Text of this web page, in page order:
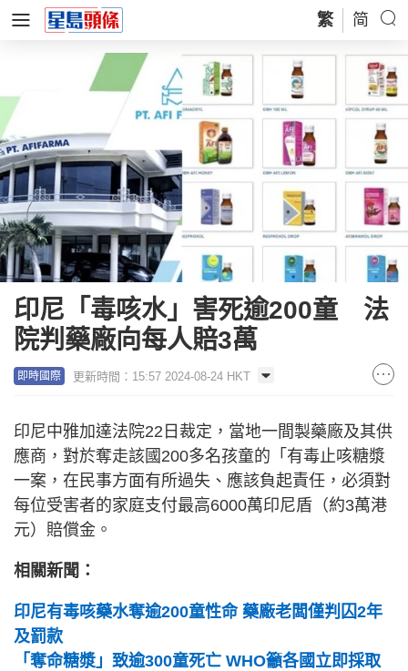
繁 简
印尼「毒咳水」害死逾200童 法
院判藥廠向每人賠3萬
即時國際 更新時間：15:57 2024-08-24 HKT
印尼中雅加達法院22日裁定，當地一間製藥廠及其供
應商，對於奪走該國200多名孩童的「有毒止咳糖漿
一案，在民事方面有所過失、應該負起責任，必須對
每位受害者的家庭支付最高6000萬印尼盾（約3萬港
元）賠償金。
相關新聞：
印尼有毒咳藥水奪逾200童性命 藥廠老闆僅判囚2年
及罰款
「奪命糖漿」致逾300童死亡 WHO籲各國立即採取